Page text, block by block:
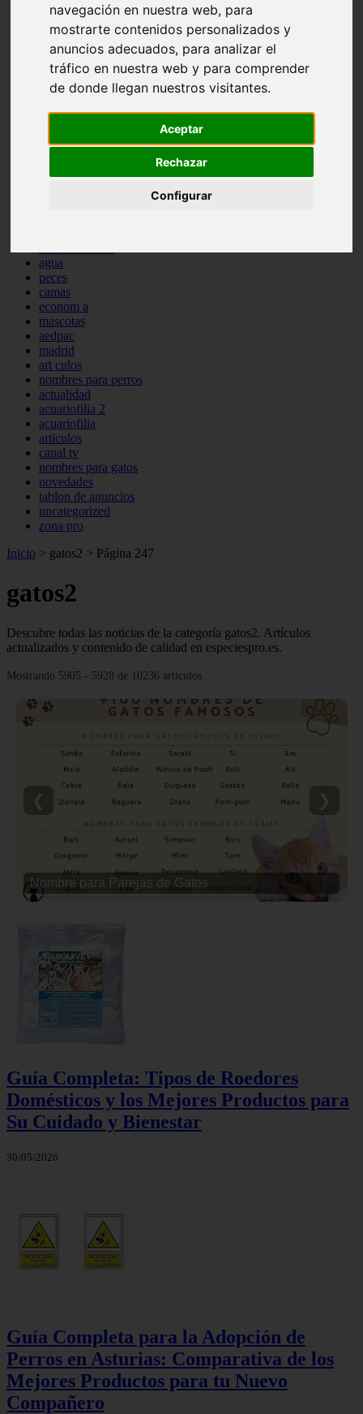
navegación en nuestra web, para
mostrarte contenidos personalizados y
anuncios adecuados, para analizar el
tráfico en nuestra web y para comprender
de donde llegan nuestros visitantes.
Aceptar
Rechazar
Configurar
protagonistas
reptiles
abandono
adopci n
ferias
higiene
acuario
comercios
viajar
agua
peces
camas
econom a
mascotas
aedpac
madrid
art culos
nombres para perros
actualidad
acuariofilia 2
acuariofilia
articulos
canal tv
nombres para gatos
novedades
tablon de anuncios
uncategorized
zona pro
Inicio > gatos2 > Página 247
gatos2
Descubre todas las noticias de la categoría gatos2. Artículos
actualizados y contenido de calidad en especiespro.es.
Mostrando 5905 - 5928 de 10236 artículos
Nombre para Parejas de Gatos
❮ ❯
Guía Completa: Tipos de Roedores
Domésticos y los Mejores Productos para
Su Cuidado y Bienestar
30/05/2026
Guía Completa para la Adopción de
Perros en Asturias: Comparativa de los
Mejores Productos para tu Nuevo
Compañero